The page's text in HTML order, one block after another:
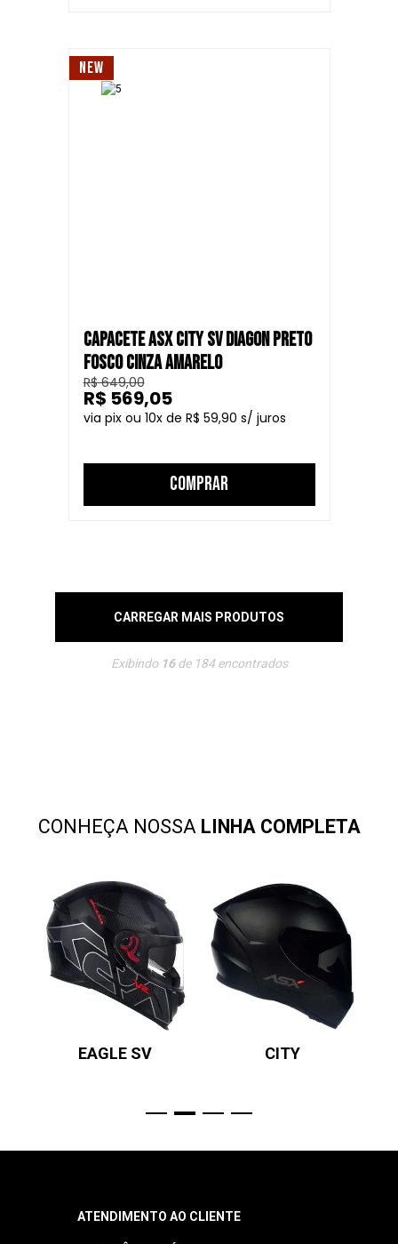
NEW
CAPACETE ASX CITY SV DIAGON PRETO
FOSCO CINZA AMARELO
R$ 649,00
10
R$ 59,90
R$ 569,05
COMPRAR
CARREGAR MAIS PRODUTOS
Exibindo 16de 184encontrados
CONHEÇA NOSSA LINHA COMPLETA
EAGLE SV CITY
ATENDIMENTO AO CLIENTE